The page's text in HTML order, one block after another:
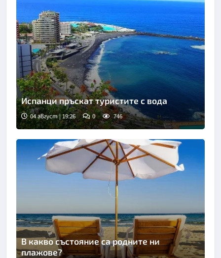
Испанци пръскат туристите с вода
04 август | 19:26 0 746
В какво състояние са родните ни
плажове?